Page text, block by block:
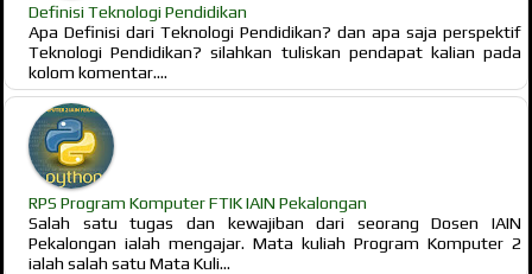
Definisi Teknologi Pendidikan
Apa Definisi dari Teknologi Pendidikan? dan apa saja perspektif
Teknologi Pendidikan? silahkan tuliskan pendapat kalian pada
kolom komentar....
RPS Program Komputer FTIK IAIN Pekalongan
Salah satu tugas dan kewajiban dari seorang Dosen IAIN
Pekalongan ialah mengajar. Mata kuliah Program Komputer 2
ialah salah satu Mata Kuli...